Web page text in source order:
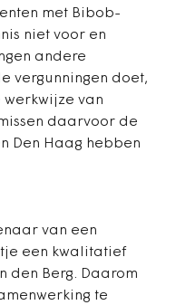
met Bibob-
niet voor en
andere
vergunningen doet,
werkwijze van
daarvoor de
Den Haag hebben
van een
een kwalitatief
den Berg. Daarom
te